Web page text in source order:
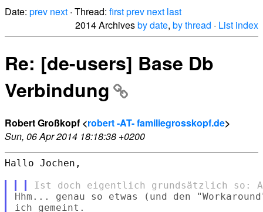
Date: prev next · Thread: firstprev next last
2014 Archivesby date, by thread · List index
Re: [de-users] Base Db
Verbindung
Robert Großkopf <robert -AT- familiegrosskopf.de>
Sun, 06 Apr 2014 18:18:38 +0200
Hallo Jochen,
Hhm... genau so etwas (und den
ich gemeint.